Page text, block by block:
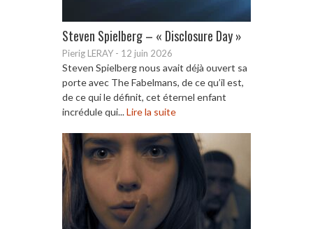
Steven Spielberg – « Disclosure Day »
Pierig LERAY - 12 juin 2026
Steven Spielberg nous avait déjà ouvert sa
porte avec The Fabelmans, de ce qu’il est,
de ce qui le définit, cet éternel enfant
incrédule qui...Lire la suite